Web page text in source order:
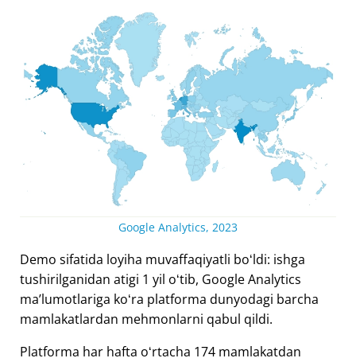
Google Analytics, 2023
Demo sifatida loyiha muvaffaqiyatli boʻldi: ishga
tushirilganidan atigi 1 yil oʻtib, Google Analytics
maʼlumotlariga koʻra platforma dunyodagi barcha
mamlakatlardan mehmonlarni qabul qildi.
Platforma har hafta oʻrtacha 174 mamlakatdan